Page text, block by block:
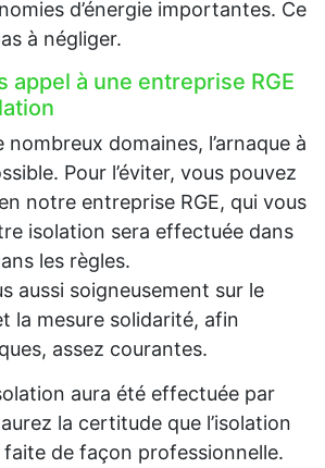
d’énergie importantes. Ce
à négliger.
appel à une entreprise RGE
nombreux domaines, l’arnaque à
Pour l’éviter, vous pouvez
notre entreprise RGE, qui vous
isolation sera effectuée dans
les règles.
aussi soigneusement sur le
la mesure solidarité, afin
assez courantes.
aura été effectuée par
la certitude que l’isolation
de façon professionnelle.